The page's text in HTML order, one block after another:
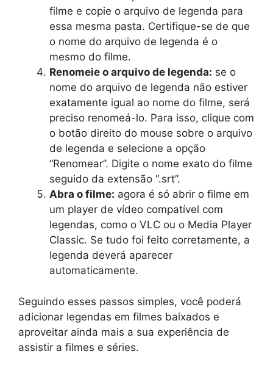
filme e copie o arquivo de legenda para
essa mesma pasta. Certifique-se de que
o nome do arquivo de legenda é o
mesmo do filme.
Renomeie o arquivo de legenda: se o
nome do arquivo de legenda não estiver
exatamente igual ao nome do filme, será
preciso renomeá-lo. Para isso, clique com
o botão direito do mouse sobre o arquivo
de legenda e selecione a opção
“Renomear”. Digite o nome exato do filme
seguido da extensão “.srt”.
Abra o filme: agora é só abrir o filme em
um player de vídeo compatível com
legendas, como o VLC ou o Media Player
Classic. Se tudo foi feito corretamente, a
legenda deverá aparecer
automaticamente.
Seguindo esses passos simples, você poderá
adicionar legendas em filmes baixados e
aproveitar ainda mais a sua experiência de
assistir a filmes e séries.